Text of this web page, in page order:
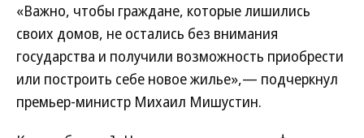
«Важно, чтобы граждане, которые лишились
своих домов, не остались без внимания
государства и получили возможность приобрести
или построить себе новое жилье»,— подчеркнул
премьер-министр Михаил Мишустин.